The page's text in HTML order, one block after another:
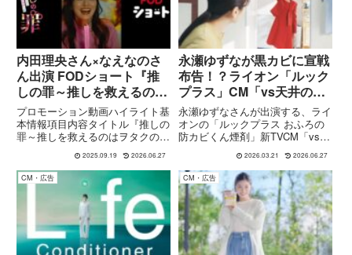
内田理央さん×なえなのさ
ん出演 FODショート『推
しの罪～推しを救えるのは
ヲタクの私～』篇CM
プロモーション動画ハイライト基
本情報項目内容タイトル『推しの
罪～推しを救えるのはヲタクの私
（火） 配信先FOD SHORT（縦
型ショートドラマアプリ） ジャ
ンルミステリー・サスペンス
＋“推し”文化を主題にし...
2025.09.19 2026.06.27
永瀬ゆずなが黒カビに宣戦
布告！？ライオン「ルック
プラス」CM「vs天井の黒
カビ菌」篇が爽快すぎる
永瀬ゆずなさんが出演する、ライ
オンの「ルックプラス おふろの
防カビくん煙剤」新TVCM「vs天
16日より全国で放映開始されま
した。本CMでは、浴室の黒カビ
の原因が“天井に潜む見えない
菌”であることに着目。「...
2026.03.21 2026.06.27
CM・広告 CM・広告